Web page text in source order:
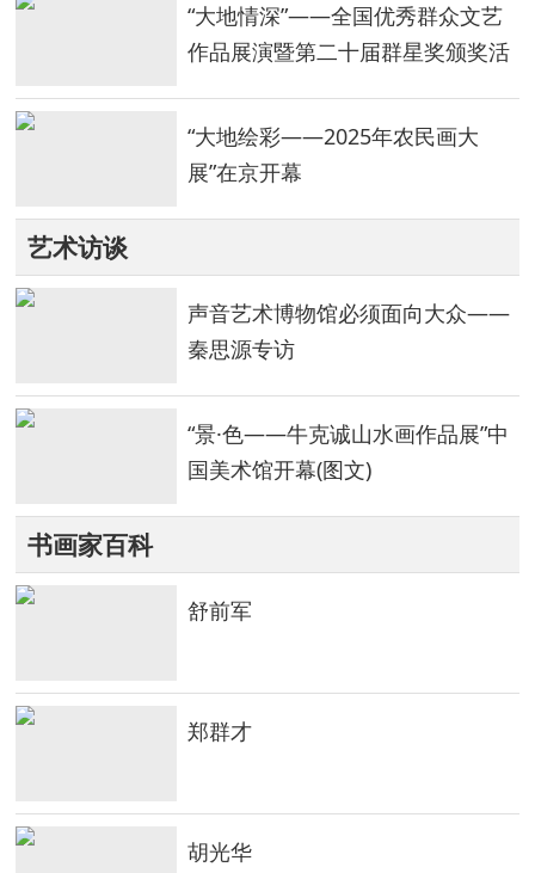
“大地情深”——全国优秀群众文艺
作品展演暨第二十届群星奖颁奖活
“大地绘彩——2025年农民画大
展”在京开幕
艺术访谈
声音艺术博物馆必须面向大众——
秦思源专访
“景·色——牛克诚山水画作品展”中
国美术馆开幕(图文)
书画家百科
舒前军
郑群才
胡光华